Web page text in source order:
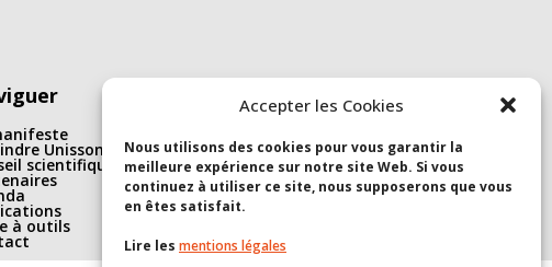
Accepter les Cookies
Nous utilisons des cookies pour vous garantir la
meilleure expérience sur notre site Web. Si vous
continuez à utiliser ce site, nous supposerons que vous
en êtes satisfait.
Lire les mentions légales
Unisson(s)
scientifique et
à outils
Nous suivre
S’abonner à la newsletter
Youtube